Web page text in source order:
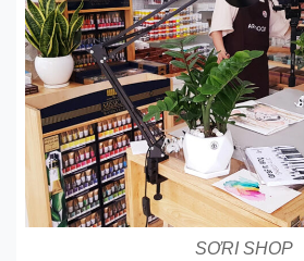
SƠRI SHOP